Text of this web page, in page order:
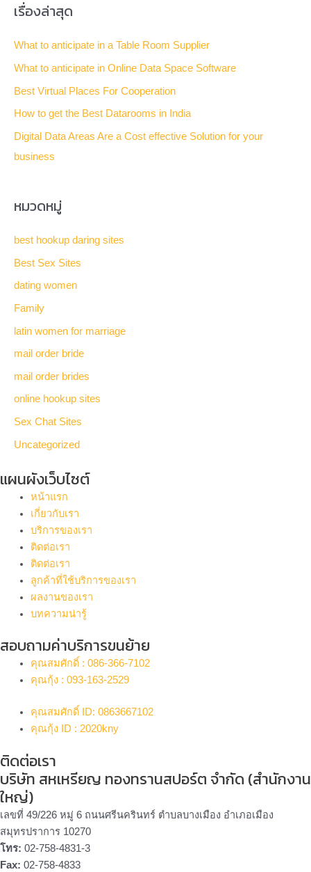
r
c
r
:
เรื่องล่าสุด
What to anticipate in a Table Room Supplier
What to anticipate in Online Data Space Software
Best Virtual Places For Cooperation
How to get the Best Datarooms in India
Digital Data Areas Are a Cost effective Solution for your
business
หมวดหมู่
best hookup daring sites
Best Sex Sites
dating women
Family
latin women for marriage
mail order bride
mail order brides
online hookup sites
Sex Chat Sites
Uncategorized
แผนผังเว็บไซต์
หน้าแรก
เกี่ยวกับเรา
บริการของเรา
ติดต่อเรา
ติดต่อเรา
ลูกค้าที่ใช้บริการของเรา
ผลงานของเรา
บทความน่ารู้
สอบถามค่าบริการขนย้าย
คุณสมศักดิ์ : 086-366-7102
คุณกุ้ง : 093-163-2529
คุณสมศักดิ์ ID: 0863667102
คุณกุ้ง ID : 2020kny
ติดต่อเรา
บริษัท สหเหรียญ ทองทรานสปอร์ต จำกัด (สำนักงาน
ใหญ่)
เลขที่ 49/226 หมู่ 6 ถนนศรีนครินทร์ ตำบลบางเมือง อำเภอเมือง
สมุทรปราการ 10270
โทร: 02-758-4831-3
Fax: 02-758-4833